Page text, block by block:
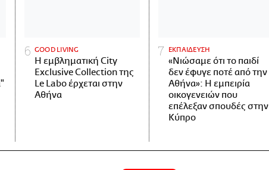
GOOD LIVING
Η εμβληματική City
Exclusive Collection της
Le Labo έρχεται στην
Αθήνα
ΕΚΠΑΙΔΕΥΣΗ
«Νιώσαμε ότι το παιδί
δεν έφυγε ποτέ από την
Αθήνα»: Η εμπειρία
οικογενειών που
επέλεξαν σπουδές στην
Κύπρο